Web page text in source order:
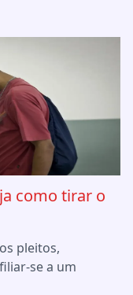
como tirar o
pleitos,
se a um